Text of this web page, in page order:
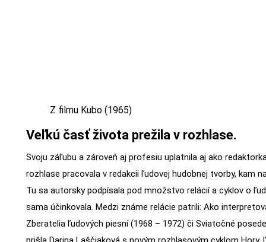
Z filmu Kubo (1965)
Veľkú časť života prežila v rozhlase.
Svoju záľubu a zároveň aj profesiu uplatnila aj ako
rozhlase pracovala v redakcii ľudovej hudobnej tvorby, kam
Tu sa autorsky podpísala pod množstvo relácií a cyklov o
sama účinkovala. Medzi známe relácie patrili: Ako
Zberatelia ľudových piesní (1968 – 1972) či Sviatočné